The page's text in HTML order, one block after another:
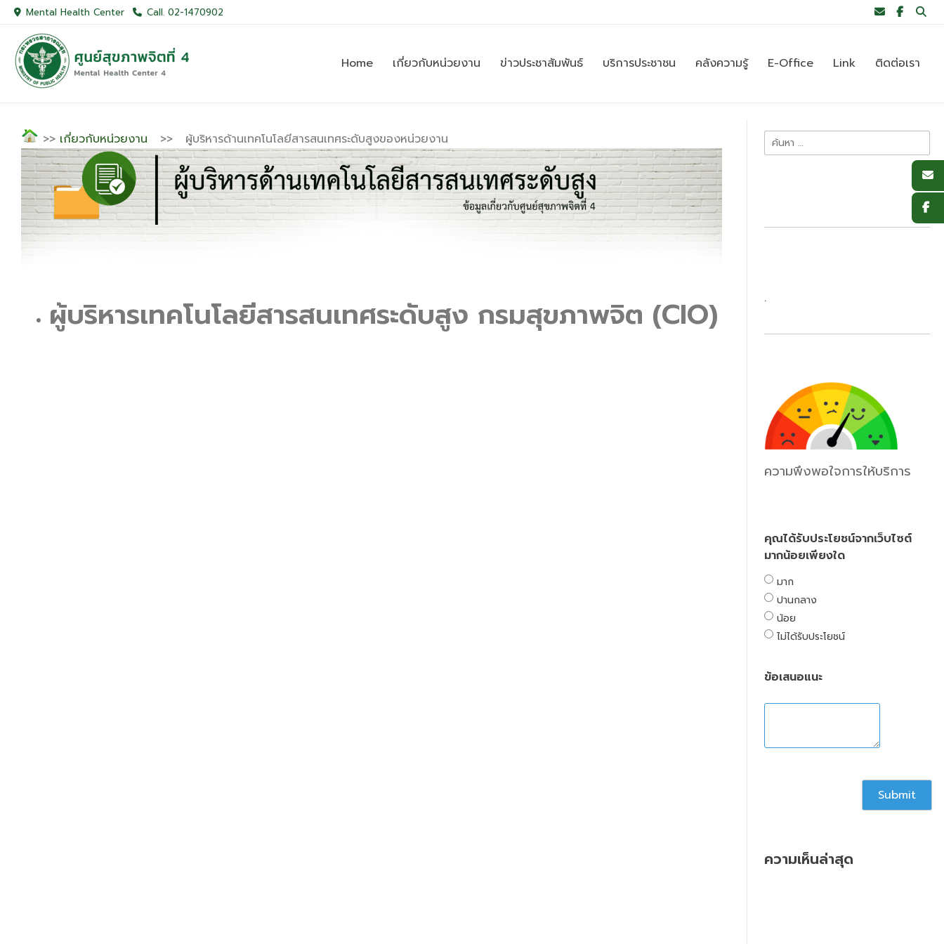
Mental Health Center Call. 02-1470902
Home เกี่ยวกับหน่วยงาน ข่าวประชาสัมพันธ์ บริการประชาชน คลังความรู้ E-Office Link ติดต่อเรา
>> เกี่ยวกับหน่วยงาน >> ผู้บริหารด้านเทคโนโลยีสารสนเทศระดับสูงของหน่วยงาน
ผู้บริหารเทคโนโลยีสารสนเทศระดับสูง กรมสุขภาพจิต (CIO) .
ความพึงพอใจการให้บริการ
คุณได้รับประโยชน์จากเว็บไซต์
มากน้อยเพียงใด
มาก
ปานกลาง
น้อย
ไม่ได้รับประโยชน์
ข้อเสนอแนะ
ความเห็นล่าสุด